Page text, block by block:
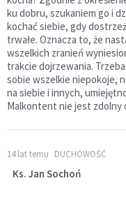
ku dobru, szukaniem go i
kochać siebie, gdy
trwałe. Oznacza to, że
wszelkich zranień
trakcie dojrzewania.
sobie wszelkie niepokoje,
na siebie i innych,
Malkontent nie jest zdolny
14 lat temu DUCHOWOŚĆ
Ks. Jan Sochoń